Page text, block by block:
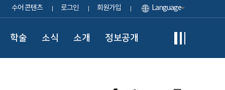
수어 콘텐츠 로그인 회원가입 Language
학술 소식 소개 정보공개